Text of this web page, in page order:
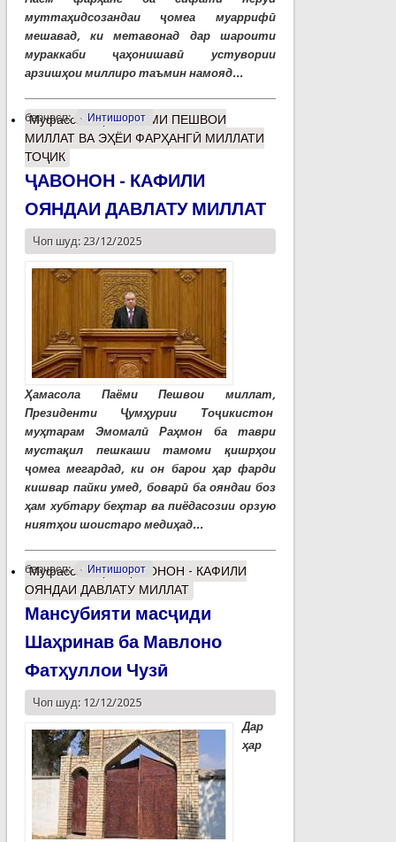
муттаҳидсозандаи ҷомеа муаррифӣ
мешавад, ки метавонад дар шароити
мураккаби ҷаҳонишавӣ устувории
арзишҳои миллиро таъмин намояд...
барчасп: Интишорот
Муфассалтаро ПАЁМИ ПЕШВОИ
МИЛЛАТ ВА ЭҲЁИ ФАРҲАНГӢ МИЛЛАТИ
ТОҶИК
ҶАВОНОН - КАФИЛИ
ОЯНДАИ ДАВЛАТУ МИЛЛАТ
Чоп шуд: 23/12/2025
Ҳамасола Паёми Пешвои миллат,
Президенти Ҷумҳурии Тоҷикистон
муҳтарам Эмомалӣ Раҳмон ба таври
мустақил пешкаши тамоми қишрҳои
ҷомеа мегардад, ки он барои ҳар фарди
кишвар пайки умед, боварӣ ба ояндаи боз
ҳам хубтару беҳтар ва пиёдасозии орзую
ниятҳои шоистаро медиҳад...
барчасп: Интишорот
Муфассалтаро ҶАВОНОН - КАФИЛИ
ОЯНДАИ ДАВЛАТУ МИЛЛАТ
Мансубияти масҷиди
Шаҳринав ба Мавлоно
Фатҳуллои Чузӣ
Чоп шуд: 12/12/2025
Дар
ҳар